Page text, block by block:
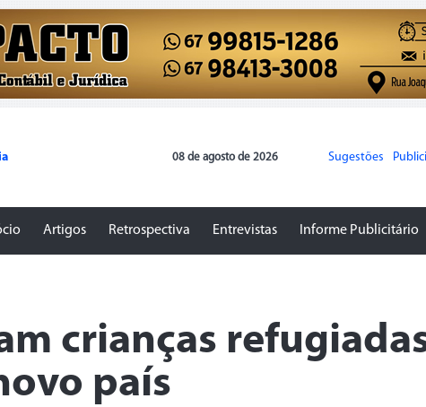
08 de agosto de 2026 Sugestões
Artigos Retrospectiva Entrevistas Informe Publicitário
crianças
país